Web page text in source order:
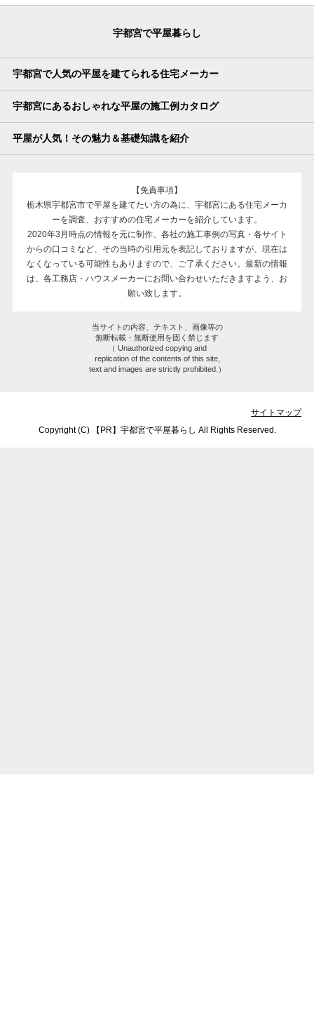
宇都宮で平屋暮らし
宇都宮で人気の平屋を建てられる住宅メーカー
宇都宮にあるおしゃれな平屋の施工例カタログ
平屋が人気！その魅力＆基礎知識を紹介
【免責事項】
栃木県宇都宮市で平屋を建てたい方の為に、宇都宮にある住宅メーカ
ーを調査、おすすめの住宅メーカーを紹介しています。
2020年3月時点の情報を元に制作、各社の施工事例の写真・各サイト
からの口コミなど、その当時の引用元を表記しておりますが、現在は
なくなっている可能性もありますので、ご了承ください。最新の情報
は、各工務店・ハウスメーカーにお問い合わせいただきますよう、お
願い致します。
当サイトの内容、テキスト、画像等の
無断転載・無断使用を固く禁じます
（ Unauthorized copying and
replication of the contents of this site,
text and images are strictly prohibited.）
サイトマップ
Copyright (C) 【PR】 宇都宮で平屋暮らし All Rights Reserved.